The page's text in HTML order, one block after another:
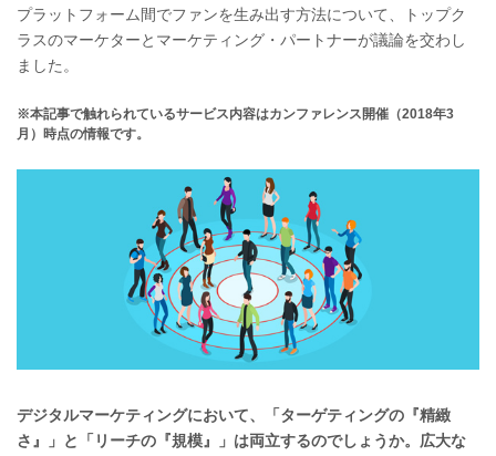
プラットフォーム間でファンを生み出す方法について、トップク
ラスのマーケターとマーケティング・パートナーが議論を交わし
ました。
※本記事で触れられているサービス内容はカンファレンス開催（2018年3
月）時点の情報です。
デジタルマーケティングにおいて、「ターゲティングの『精緻
さ』」と「リーチの『規模』」は両立するのでしょうか。広大な